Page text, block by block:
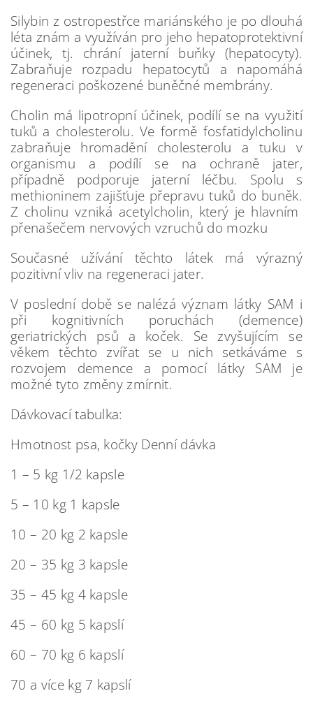
Silybin z ostropestřce mariánského je po dlouhá
léta znám a využíván pro jeho hepatoprotektivní
účinek, tj. chrání jaterní buňky (hepatocyty).
Zabraňuje rozpadu hepatocytů a napomáhá
regeneraci poškozené buněčné membrány.
Cholin má lipotropní účinek, podílí se na využití
tuků a cholesterolu. Ve formě fosfatidylcholinu
zabraňuje hromadění cholesterolu a tuku v
organismu a podílí se na ochraně jater,
případně podporuje jaterní léčbu. Spolu s
methioninem zajišťuje přepravu tuků do buněk.
Z cholinu vzniká acetylcholin, který je hlavním
přenašečem nervových vzruchů do mozku
Současné užívání těchto látek má výrazný
pozitivní vliv na regeneraci jater.
V poslední době se nalézá význam látky SAM i
při kognitivních poruchách (demence)
geriatrických psů a koček. Se zvyšujícím se
věkem těchto zvířat se u nich setkáváme s
rozvojem demence a pomocí látky SAM je
možné tyto změny zmírnit.
Dávkovací tabulka:
Hmotnost psa, kočky Denní dávka
1 – 5 kg 1/2 kapsle
5 – 10 kg 1 kapsle
10 – 20 kg 2 kapsle
20 – 35 kg 3 kapsle
35 – 45 kg 4 kapsle
45 – 60 kg 5 kapslí
60 – 70 kg 6 kapslí
70 a více kg 7 kapslí